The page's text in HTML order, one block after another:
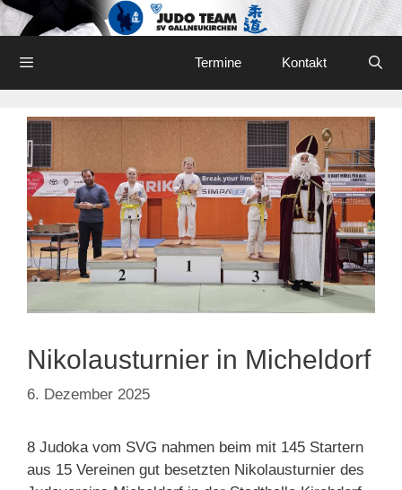
Skip
to
content
Termine Kontakt
Nikolausturnier in Micheldorf
6. Dezember 2025
8 Judoka vom SVG nahmen beim mit 145 Startern
aus 15 Vereinen gut besetzten Nikolausturnier des